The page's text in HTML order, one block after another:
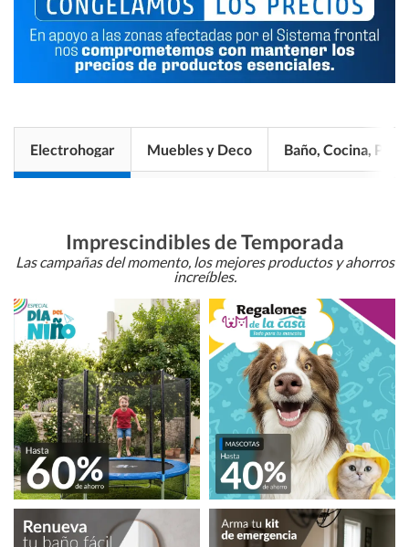
Electrohogar Muebles y Deco Baño, Cocina, Pisos
Imprescindibles de Temporada
Las campañas del momento, los mejores productos y ahorros
increíbles.